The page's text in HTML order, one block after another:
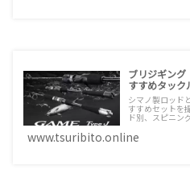
ブリジギン
すすめタック
シマノ製ロッド
すすめセットを
ド別、スピニン
度を極める通好
www.tsuribito.online